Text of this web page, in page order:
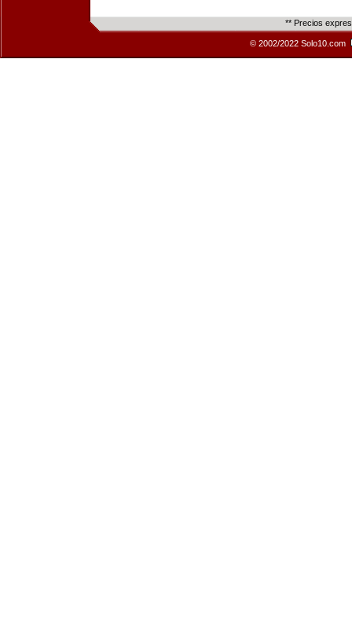
** Precios
© 2002/2022 Solo10.com